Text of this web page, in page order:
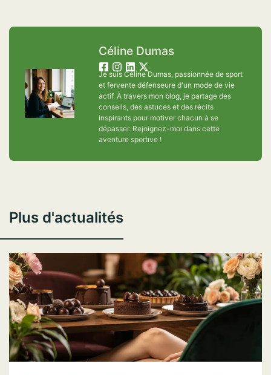
Céline Dumas
Je suis Céline Dumas, passionnée de sport
et fervente défenseure d'un mode de vie
actif. À travers mon blog, je partage des
conseils, des astuces et des récits
inspirants pour motiver chacun à se
dépasser. Rejoignez-moi dans cette
aventure sportive !
Plus d'actualités